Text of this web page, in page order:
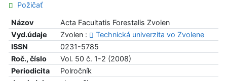
Požičať
Názov
Acta Facultatis Forestalis Zvolen
Vyd.údaje
Zvolen :
Technická univerzita vo Zvolene
ISSN
0231-5785
Roč., číslo
Vol. 50 č. 1-2 (2008)
Periodicita
Polročník